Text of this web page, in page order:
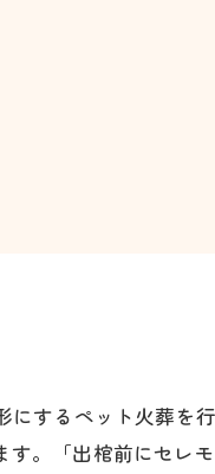
するペット火葬を
。「出棺前にセレモ